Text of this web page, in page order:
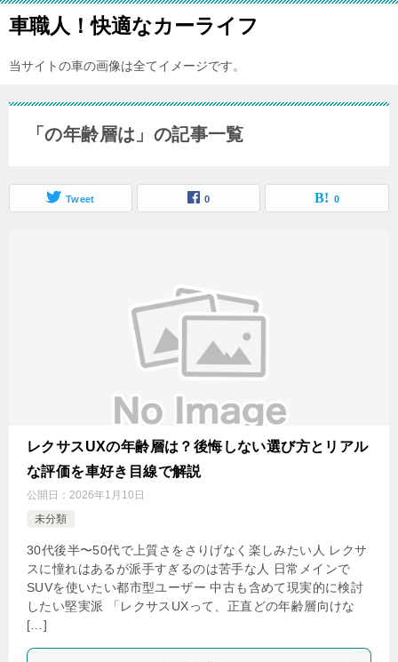
車職人！快適なカーライフ
当サイトの車の画像は全てイメージです。
「の年齢層は」の記事一覧
Tweet 0 0
レクサスUXの年齢層は？後悔しない選び方とリアル
な評価を車好き目線で解説
公開日： 2026年1月10日
未分類
30代後半〜50代で上質さをさりげなく楽しみたい人 レクサ
スに憧れはあるが派手すぎるのは苦手な人 日常メインで
SUVを使いたい都市型ユーザー 中古も含めて現実的に検討
したい堅実派 「レクサスUXって、正直どの年齢層向けな
[…]